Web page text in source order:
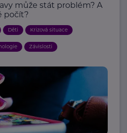
může stát problém? A
počít?
Děti Krizová situace
Závislosti